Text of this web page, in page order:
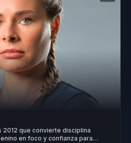
2012 que convierte disciplina
en foco y confianza para